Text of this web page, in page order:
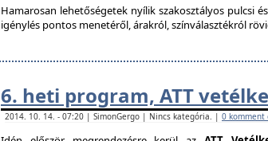
Hamarosan lehetőségetek nyílik szakosztályos pulcsi
igénylés pontos menetéről, árakról, színválasztékról
6. heti program, ATT
2014. 10. 14. - 07:20 | SimonGergo | Nincs kategória. | 0 komment